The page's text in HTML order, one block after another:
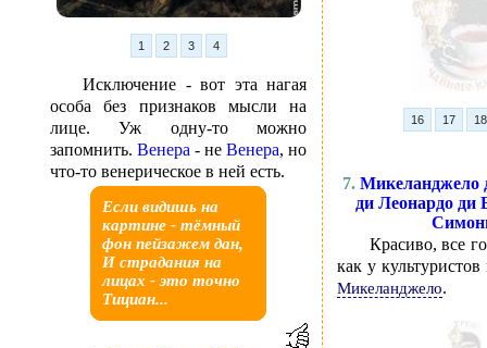
1 2 3 4
Исключение - вот эта нагая
особа без признаков мысли на
лице. Уж одну-то можно
запомнить. Венера - не Венера, но
что-то венерическое в ней есть.
Если видишь на
картине - тёмный
фон пейзажем дан,
И страдания на
лицах - это точно
Тициан...
16 17 18
7.Микеланджело
ди Леонардо ди
Красиво, все
как у
Микеланджело.